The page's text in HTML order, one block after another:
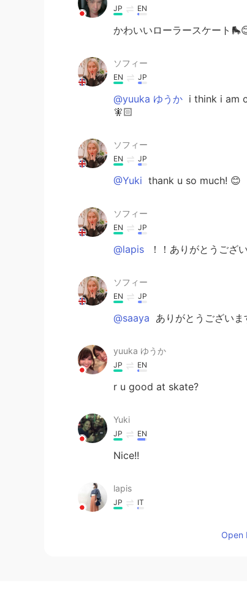
JP EN
かわいいローラースケート
ソフィー
EN JP
@yuuka ゆうか i think i am
🧚🏻
ソフィー
EN JP
@Yuki thank u so much! 😊
ソフィー
EN JP
@lapis ！！ありがとうござ
ソフィー
EN JP
@saaya ありがとうござい
yuuka ゆうか
JP EN
r u good at skate?
Yuki
JP EN
Nice!!
lapis
JP IT
Open